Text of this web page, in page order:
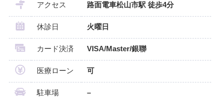
アクセス 路面電車松山市駅 徒歩4分
休診日 火曜日
カード決済 VISA/Master/銀聯
医療ローン 可
駐車場 –